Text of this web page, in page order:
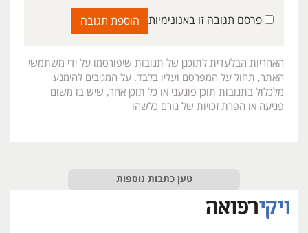
פרסם תגובה זו באנונימיות
האחריות הבלעדית לתוכנן של תגובות שיפורסמו על ידי משתמשי
האתר, תחול על המפרסם ועליו בלבד. על המגיבים להימנע
מלכלול בתגובות תוכן פוגעני או כל תוכן אחר, שיש בו משום
פגיעה או הפרת זכויות של גורם כלשהו
טען כתבות נוספות